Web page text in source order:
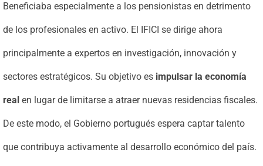
Beneficiaba especialmente a los pensionistas en detrimento
de los profesionales en activo. El IFICI se dirige ahora
principalmente a expertos en investigación, innovación y
sectores estratégicos. Su objetivo es impulsar la economía
real en lugar de limitarse a atraer nuevas residencias fiscales.
De este modo, el Gobierno portugués espera captar talento
que contribuya activamente al desarrollo económico del país.